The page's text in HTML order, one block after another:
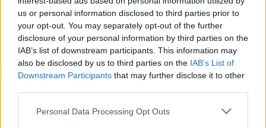
us or personal information disclosed to third parties prior to
your opt-out. You may separately opt-out of the further
disclosure of your personal information by third parties on the
IAB’s list of downstream participants. This information may
also be disclosed by us to third parties on the IAB’s List of
Downstream Participants that may further disclose it to other
Personal Data Processing Opt Outs
iskolakezdés
beiratkozás
általános iskolai beiratkozás
online ügyintézés